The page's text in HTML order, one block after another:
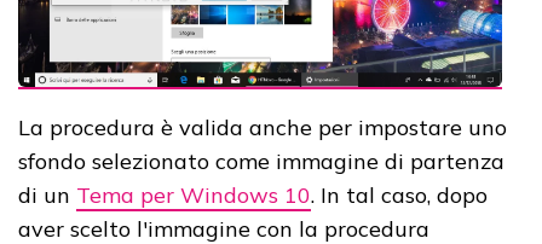
La procedura è valida anche per impostare uno
sfondo selezionato come immagine di partenza
di un Tema per Windows 10. In tal caso, dopo
aver scelto l'immagine con la procedura